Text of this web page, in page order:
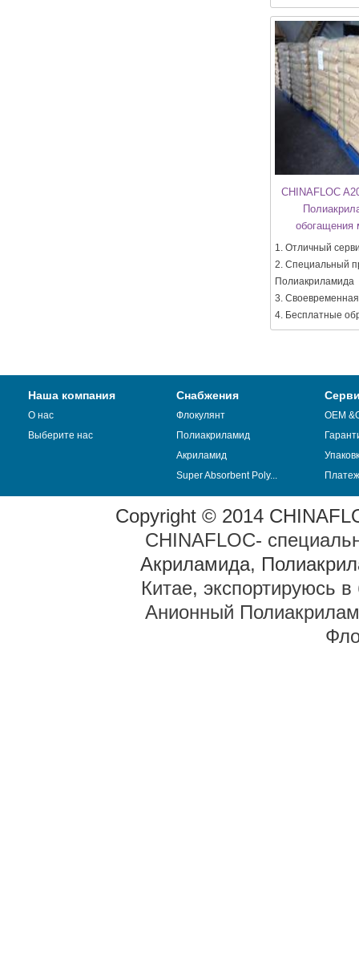
CHINAFLOC
обогащения
1. Отличный
2. Специальный
Полиакриламида
3. Своевременная
4. Бесплатные
Наша компания
О нас
Выберите нас
Снабжения
Флокулянт
Полиакриламид
Акриламид
Super Absorbent Poly...
OEM
Платеж
Copyright © 2014
CHINAFLOC-
Акриламида,
Китае, экспортируюсь
Анионный